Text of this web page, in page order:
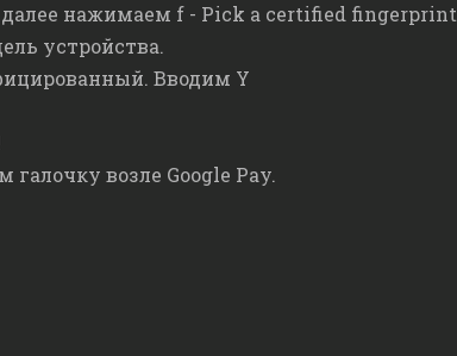
нажимаем f - Pick a certified fingerprint
устройства.
Вводим Y
возле Google Pay.